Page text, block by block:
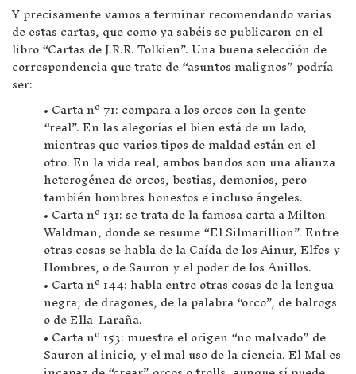
Y precisamente vamos a terminar recomendando varias
de estas cartas, que como ya sabéis se publicaron en el
libro “Cartas de J.R.R. Tolkien”. Una buena selección de
correspondencia que trate de “asuntos malignos” podría
ser:
• Carta nº 71: compara a los orcos con la gente
“real”. En las alegorías el bien está de un lado,
mientras que varios tipos de maldad están en el
otro. En la vida real, ambos bandos son una alianza
heterogénea de orcos, bestias, demonios, pero
también hombres honestos e incluso ángeles.
• Carta nº 131: se trata de la famosa carta a Milton
Waldman, donde se resume “El Silmarillion”. Entre
otras cosas se habla de la Caída de los Ainur, Elfos y
Hombres, o de Sauron y el poder de los Anillos.
• Carta nº 144: habla entre otras cosas de la lengua
negra, de dragones, de la palabra “orco”, de balrogs
o de Ella-Laraña.
• Carta nº 153: muestra el origen “no malvado” de
Sauron al inicio, y el mal uso de la ciencia. El Mal es